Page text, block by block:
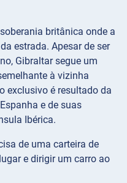
britânica onde a
estrada. Apesar de ser
Gibraltar segue um
à vizinha
exclusivo é resultado da
e de suas
Ibérica.
de uma carteira de
e dirigir um carro ao